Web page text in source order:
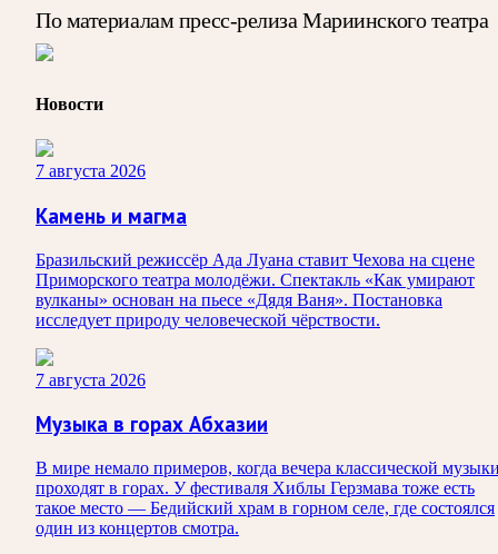
По материалам пресс-релиза Мариинского театра
Новости
7 августа 2026
Камень и магма
Бразильский режиссёр Ада Луана ставит Чехова на сцене
Приморского театра молодёжи. Спектакль «Как умирают
вулканы» основан на пьесе «Дядя Ваня». Постановка
исследует природу человеческой чёрствости.
7 августа 2026
Музыка в горах Абхазии
В мире немало примеров, когда вечера классической
проходят в горах. У фестиваля Хиблы Герзмава тоже есть
такое место — Бедийский храм в горном селе, где состоялся
один из концертов смотра.